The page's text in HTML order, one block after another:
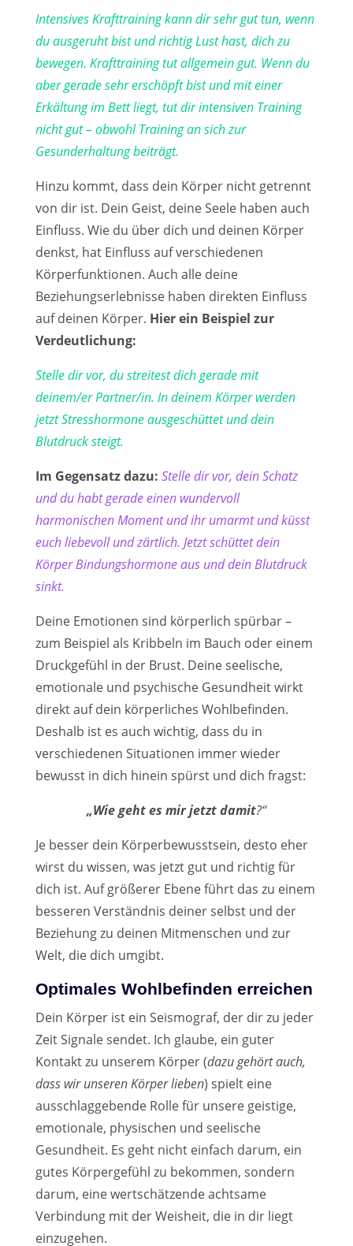
Intensives Krafttraining kann dir sehr gut tun, wenn
du ausgeruht bist und richtig Lust hast, dich zu
bewegen. Krafttraining tut allgemein gut. Wenn du
aber gerade sehr erschöpft bist und mit einer
Erkältung im Bett liegt, tut dir intensiven Training
nicht gut – obwohl Training an sich zur
Gesunderhaltung beiträgt.
Hinzu kommt, dass dein Körper nicht getrennt
von dir ist. Dein Geist, deine Seele haben auch
Einfluss. Wie du über dich und deinen Körper
denkst, hat Einfluss auf verschiedenen
Körperfunktionen. Auch alle deine
Beziehungserlebnisse haben direkten Einfluss
auf deinen Körper. Hier ein Beispiel zur
Verdeutlichung:
Stelle dir vor, du streitest dich gerade mit
deinem/er Partner/in. In deinem Körper werden
jetzt Stresshormone ausgeschüttet und dein
Blutdruck steigt.
Im Gegensatz dazu: Stelle dir vor, dein Schatz
und du habt gerade einen wundervoll
harmonischen Moment und ihr umarmt und küsst
euch liebevoll und zärtlich. Jetzt schüttet dein
Körper Bindungshormone aus und dein Blutdruck
sinkt.
Deine Emotionen sind körperlich spürbar –
zum Beispiel als Kribbeln im Bauch oder einem
Druckgefühl in der Brust. Deine seelische,
emotionale und psychische Gesundheit wirkt
direkt auf dein körperliches Wohlbefinden.
Deshalb ist es auch wichtig, dass du in
verschiedenen Situationen immer wieder
bewusst in dich hinein spürst und dich fragst:
„Wie geht es mir jetzt damit?“
Je besser dein Körperbewusstsein, desto eher
wirst du wissen, was jetzt gut und richtig für
dich ist. Auf größerer Ebene führt das zu einem
besseren Verständnis deiner selbst und der
Beziehung zu deinen Mitmenschen und zur
Welt, die dich umgibt.
Optimales Wohlbefinden erreichen
Dein Körper ist ein Seismograf, der dir zu jeder
Zeit Signale sendet. Ich glaube, ein guter
Kontakt zu unserem Körper (dazu gehört auch,
dass wir unseren Körper lieben) spielt eine
ausschlaggebende Rolle für unsere geistige,
emotionale, physischen und seelische
Gesundheit. Es geht nicht einfach darum, ein
gutes Körpergefühl zu bekommen, sondern
darum, eine wertschätzende achtsame
Verbindung mit der Weisheit, die in dir liegt
einzugehen.